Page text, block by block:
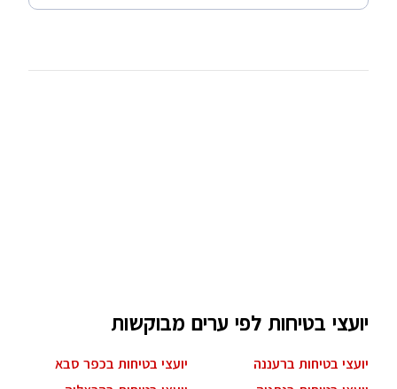
יועצי בטיחות לפי ערים מבוקשות
יועצי בטיחות ברעננה
יועצי בטיחות בכפר סבא